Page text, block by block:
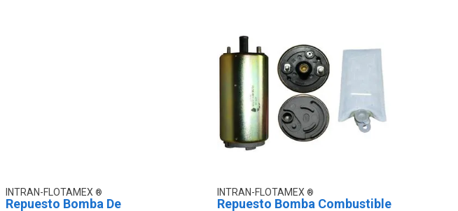
INTRAN-FLOTAMEX
Repuesto Bomba De
INTRAN-FLOTAMEX
Repuesto Bomba Combustible